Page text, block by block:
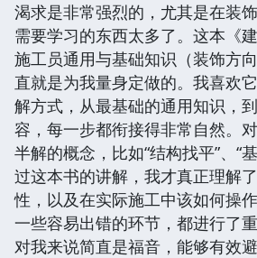
渴求是非常强烈的，尤其是在装
需要学习的东西太多了。这本《
施工员通用与基础知识（装饰方
直就是为我量身定做的。我喜欢
解方式，从最基础的通用知识，
容，每一步都衔接得非常自然。
半解的概念，比如“结构找平”、“
过这本书的讲解，我才真正理解
性，以及在实际施工中该如何操
一些容易出错的环节，都进行了
对我来说简直是福音，能够有效避